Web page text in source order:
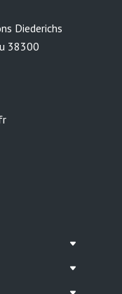
Diederichs
38300